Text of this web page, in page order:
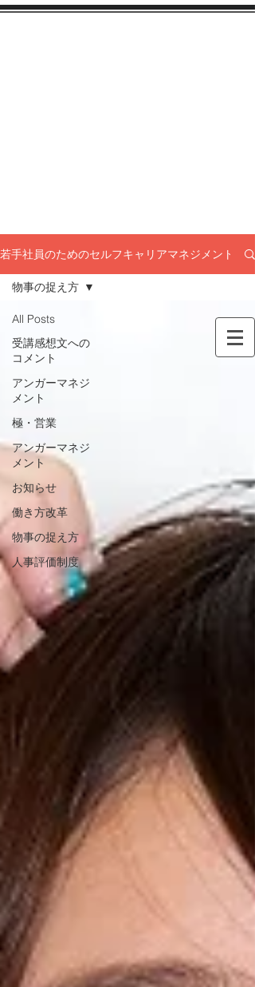
若手社員のためのセルフキャリアマネジメント入門
All Posts
受講感想文への
コメント
アンガーマネジ
メント
極・営業
アンガーマネジ
メント
お知らせ
働き方改革
物事の捉え方
人事評価制度
物事の捉え方